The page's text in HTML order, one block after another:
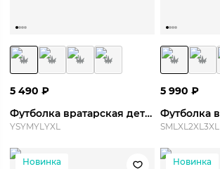
5 490 ₽
Футболка вратарская детская CSKA GK Jersey S/S 26/27 Y
YSYMYLYXL
5 990 ₽
SMLXL2XL3XL
Новинка Новинка